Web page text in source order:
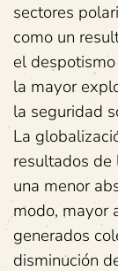
sectores
como un
el
la mayor
la seguridad
La
resultados
una menor
modo, mayor
generados
disminución